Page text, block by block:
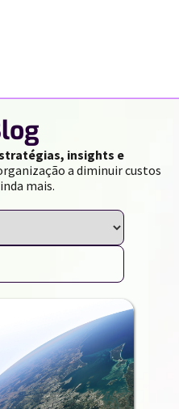
insights e
a diminuir custos
mais.